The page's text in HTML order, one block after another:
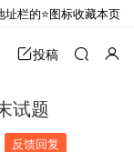
投稿
试题
反馈回复
址栏的⭐图标收藏本页